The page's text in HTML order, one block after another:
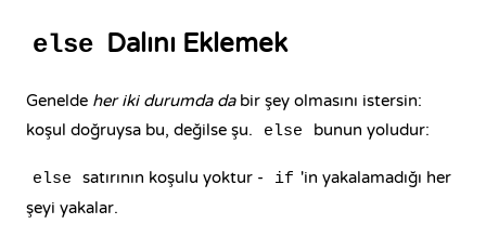
else Dalını Eklemek
Genelde her iki durumda dabir şey olmasını istersin:
koşul doğruysa bu, değilse şu.
else bunun yoludur:
else satırının koşulu yoktur - if 'in yakalamadığı her
şeyi yakalar.